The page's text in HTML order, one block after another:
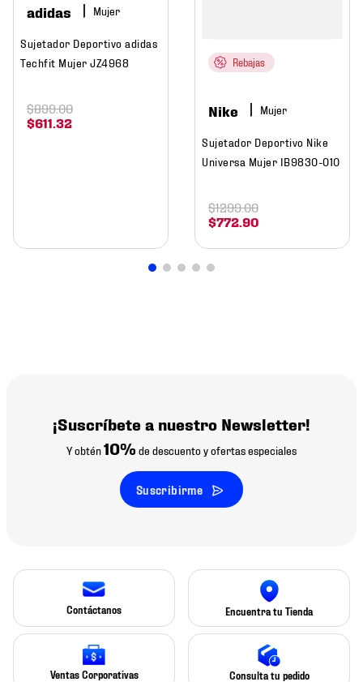
adidas Mujer
Sujetador Deportivo adidas
Techfit Mujer JZ4968
$611.32
$899.00
Rebajas
Nike Mujer
Sujetador Deportivo Nike
Universa Mujer IB9830-010
$772.90
$1299.00
¡Suscríbete a nuestro Newsletter!
Y obtén10% de descuento y ofertas especiales
Suscribirme
Contáctanos Encuentra tu Tienda
Ventas Corporativas Consulta tu pedido